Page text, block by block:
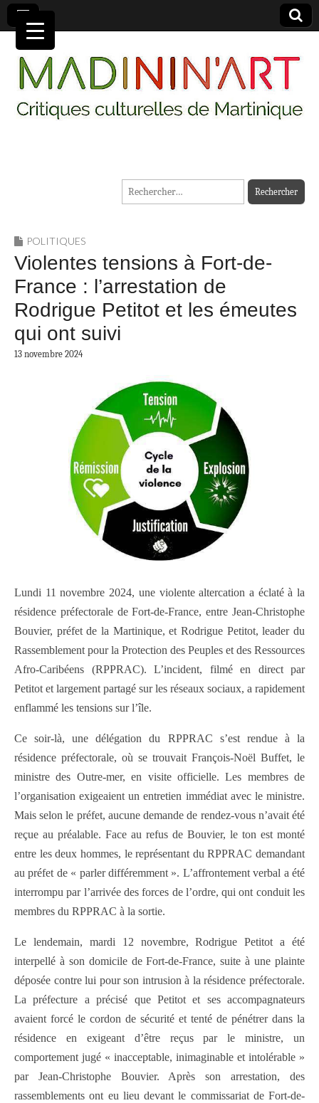
MADININ'ART
Rechercher :
POLITIQUES
Violentes tensions à Fort-de-
France : l’arrestation de
Rodrigue Petitot et les émeutes
qui ont suivi
13 novembre 2024
Lundi 11 novembre 2024, une violente altercation a éclaté à la
résidence préfectorale de Fort-de-France, entre Jean-Christophe
Bouvier, préfet de la Martinique, et Rodrigue Petitot, leader du
Rassemblement pour la Protection des Peuples et des Ressources
Afro-Caribéens (RPPRAC). L’incident, filmé en direct par
Petitot et largement partagé sur les réseaux sociaux, a rapidement
enflammé les tensions sur l’île.
Ce soir-là, une délégation du RPPRAC s’est rendue à la
résidence préfectorale, où se trouvait François-Noël Buffet, le
ministre des Outre-mer, en visite officielle. Les membres de
l’organisation exigeaient un entretien immédiat avec le ministre.
Mais selon le préfet, aucune demande de rendez-vous n’avait été
reçue au préalable. Face au refus de Bouvier, le ton est monté
entre les deux hommes, le représentant du RPPRAC demandant
au préfet de « parler différemment ». L’affrontement verbal a été
interrompu par l’arrivée des forces de l’ordre, qui ont conduit les
membres du RPPRAC à la sortie.
Le lendemain, mardi 12 novembre, Rodrigue Petitot a été
interpellé à son domicile de Fort-de-France, suite à une plainte
déposée contre lui pour son intrusion à la résidence préfectorale.
La préfecture a précisé que Petitot et ses accompagnateurs
avaient forcé le cordon de sécurité et tenté de pénétrer dans la
résidence en exigeant d’être reçus par le ministre, un
comportement jugé « inacceptable, inimaginable et intolérable »
par Jean-Christophe Bouvier. Après son arrestation, des
rassemblements ont eu lieu devant le commissariat de Fort-de-